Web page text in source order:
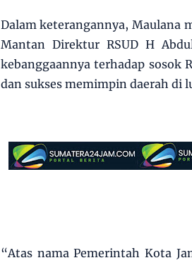
Dalam keterangannya, Maulana
Mantan Direktur RSUD H
kebanggaannya terhadap sosok
dan sukses memimpin daerah di
“Atas nama Pemerintah Kota